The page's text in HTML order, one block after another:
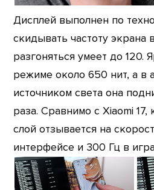
Дисплей выполнен по
скидывать частоту экрана
разгоняться умеет до 120.
режиме около 650 нит, а в
источником света она
раза. Сравнимо с Xiaomi
слой отзывается на
интерфейсе и 300 Гц в